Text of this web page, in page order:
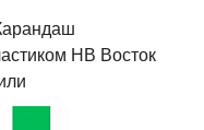
НВ Восток